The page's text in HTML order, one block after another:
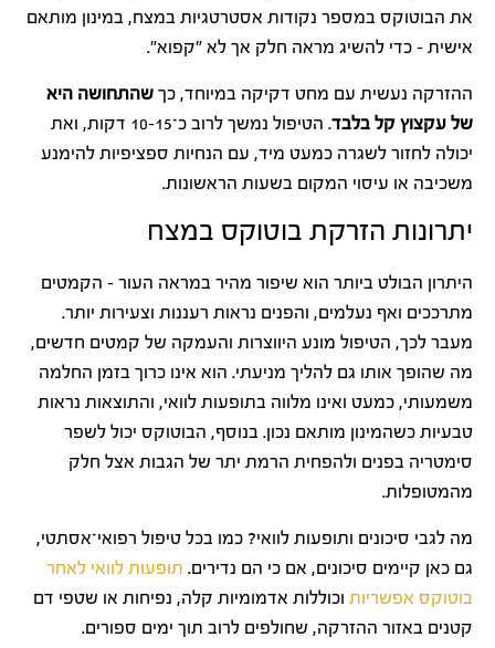
את הבוטוקס במספר נקודות אסטרטגיות במצח, במינון מותאם
אישית – כדי להשיג מראה חלק אך לא "קפוא".
ההזרקה נעשית עם מחט דקיקה במיוחד, כך שהתחושה היא
של עקצוץ קל בלבד
. הטיפול נמשך לרוב כ־10-15 דקות, ואת
יכולה לחזור לשגרה כמעט מיד, עם הנחיות ספציפיות להימנע
משכיבה או עיסוי המקום בשעות הראשונות.
יתרונות הזרקת בוטוקס במצח
היתרון הבולט ביותר הוא שיפור מהיר במראה העור – הקמטים
מתרככים ואף נעלמים, והפנים נראות רעננות וצעירות יותר.
מעבר לכך, הטיפול מונע היווצרות והעמקה של קמטים חדשים,
מה שהופך אותו גם להליך מניעתי. הוא אינו כרוך בזמן החלמה
משמעותי, כמעט ואינו מלווה בתופעות לוואי, והתוצאות נראות
טבעיות כשהמינון מותאם נכון. בנוסף, הבוטוקס יכול לשפר
סימטריה בפנים ולהפחית הרמת יתר של הגבות אצל חלק
מהמטופלות.
מה לגבי סיכונים ותופעות לוואי? כמו בכל טיפול רפואי־אסתטי,
גם כאן קיימים סיכונים, אם כי הם נדירים. תופעות לוואי לאחר
בוטוקס אפשריות וכוללות אדמומיות קלה, נפיחות או שטפי דם
קטנים באזור ההזרקה, שחולפים לרוב תוך ימים ספורים.